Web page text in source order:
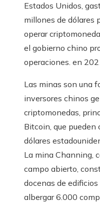
Estados Unidos,
millones de dólares
operar
el gobierno chino
operaciones. en
Las minas son una
inversores chinos
criptomonedas,
Bitcoin, que pueden
dólares
La mina Channing,
campo abierto,
docenas de
albergar 6.000